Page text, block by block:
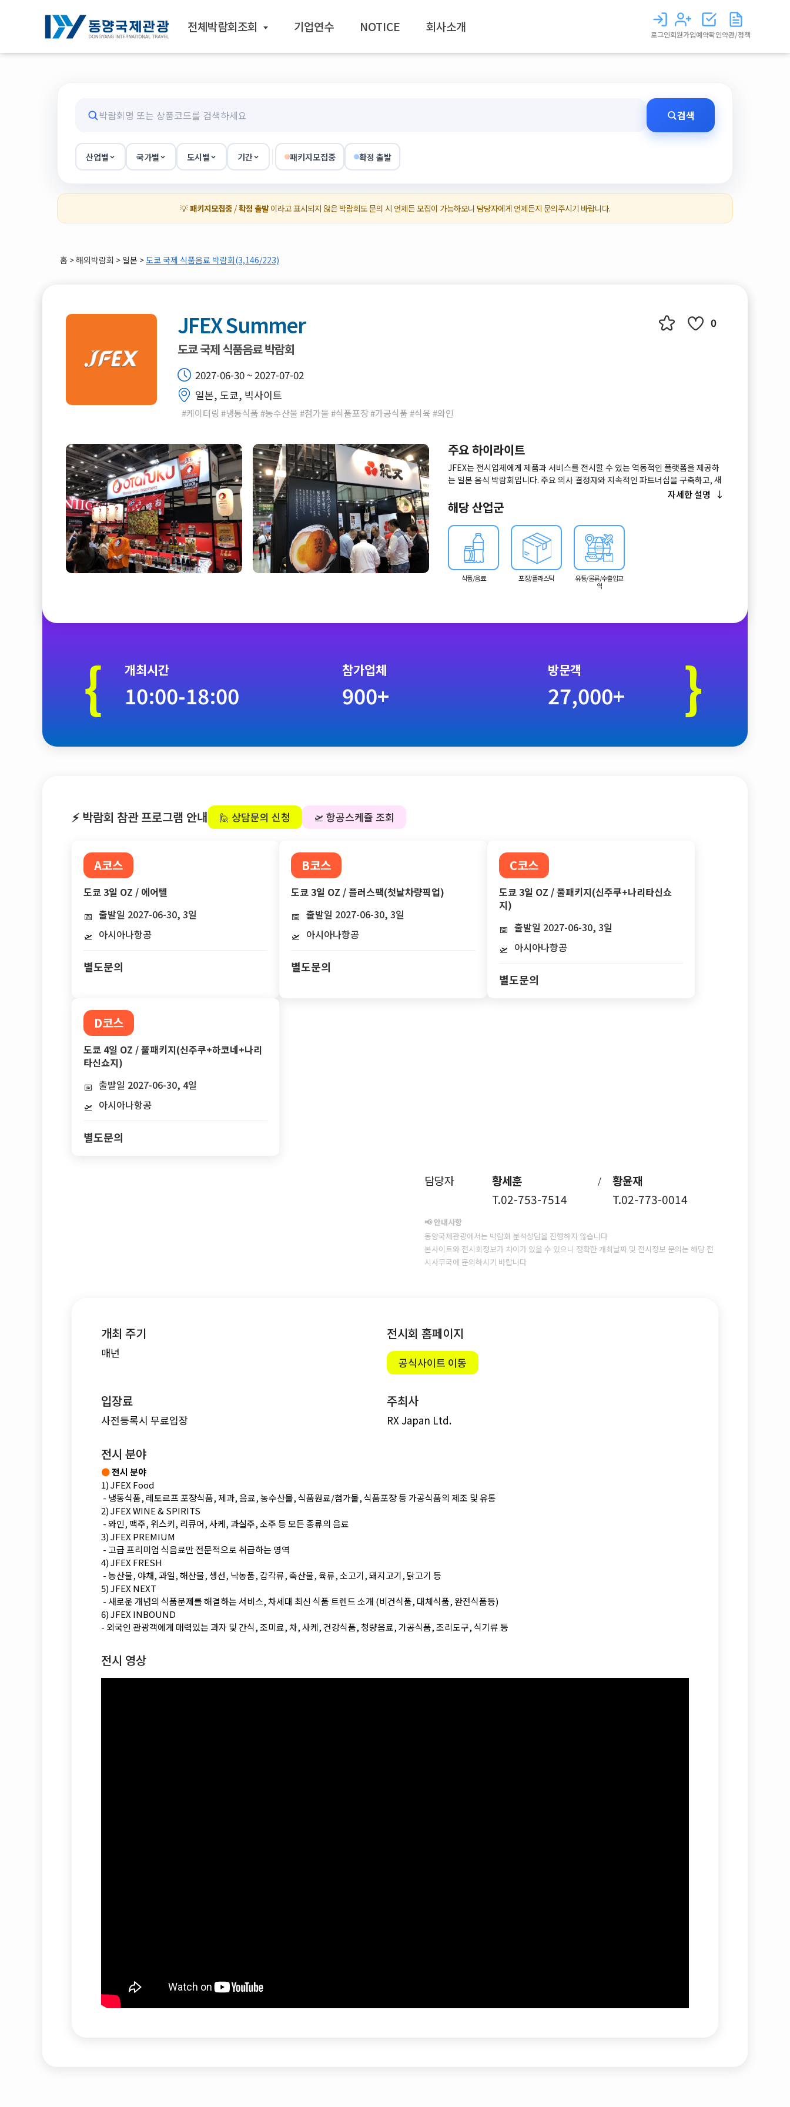
전체박람회조회 기업연수 NOTICE 회사소개
로그인회원가입예약확인약관/정책
검색
산업별 국가별 도시별 기간 패키지모집중 확정 출발
💡패키지모집중/확정 출발이라고 표시되지 않은 박람회도 문의 시 언제든 모집이 가능하오니 담당자에게 언제든지 문의주시기 바랍니다.
홈 >해외박람회 > 일본 >도쿄 국제 식품음료 박람회(3,146/223)
JFEX Summer
도쿄 국제 식품음료 박람회
2027-06-30 ~ 2027-07-02
일본, 도쿄, 빅사이트
#케이터링 #냉동식품 #농수산물 #첨가물 #식품포장 #가공식품 #식육 #와인
0
주요 하이라이트
JFEX는 전시업체에게 제품과 서비스를 전시할 수 있는 역동적인 플랫폼을 제공하
는 일본 음식 박람회입니다. 주요 의사 결정자와 지속적인 파트너십을 구축하고, 새
로운 시장 동향에 대한 통찰력을 얻고, 이들과 적극적으로 상호 작용하여 비즈니스
를 발전시키십시오.
자세한 설명
해당 산업군
식품/음료 포장/플라스틱
유통/물류/수출입교
역
{ 개최시간 참가업체 방문객
10:00-18:00 900+ 27,000+ }
⚡ 박람회 참관 프로그램 안내 🙋 상담문의 신청 🛫 항공스케쥴 조회
A코스
도쿄 3일 OZ / 에어텔
📅 출발일 2027-06-30, 3일
🛫 아시아나항공
별도문의
B코스
도쿄 3일 OZ / 플러스팩(첫날차량픽업)
📅 출발일 2027-06-30, 3일
🛫 아시아나항공
별도문의
C코스
도쿄 3일 OZ / 풀패키지(신주쿠+나리타신쇼
지)
📅 출발일 2027-06-30, 3일
🛫 아시아나항공
별도문의
D코스
도쿄 4일 OZ / 풀패키지(신주쿠+하코네+나리
타신쇼지)
📅 출발일 2027-06-30, 4일
🛫 아시아나항공
별도문의
담당자 황세훈 /
황윤재
T.02-753-7514
T.02-773-0014
📢 안내사항
동양국제관광에서는 박람회 분석상담을 진행하지 않습니다
본사이트와 전시회정보가 차이가 있을 수 있으니 정확한 개최날짜 및 전시정보 문의는 해당 전
시사무국에 문의하시기 바랍니다
개최 주기
매년
전시회 홈페이지
공식사이트 이동
입장료
사전등록시 무료입장
주최사
RX Japan Ltd.
전시 분야
●전시 분야
1) JFEX Food
- 냉동식품, 레토르프 포장식품, 제과, 음료, 농수산물, 식품원료/첨가물, 식품포장 등 가공식품의 제조 및 유통
2) JFEX WINE & SPIRITS
- 와인, 맥주, 위스키, 리큐어, 사케, 과실주, 소주 등 모든 종류의 음료
3) JFEX PREMIUM
- 고급 프리미엄 식음료만 전문적으로 취급하는 영역
4) JFEX FRESH
- 농산물, 야채, 과일, 해산물, 생선, 낙농품, 갑각류, 축산물, 육류, 소고기, 돼지고기, 닭고기 등
5) JFEX NEXT
- 새로운 개념의 식품문제를 해결하는 서비스, 차세대 최신 식품 트렌드 소개 (비건식품, 대체식품, 완전식품등)
6) JFEX INBOUND
- 외국인 관광객에게 매력있는 과자 및 간식, 조미료, 차, 사케, 건강식품, 청량음료, 가공식품, 조리도구, 식기류 등
전시 영상